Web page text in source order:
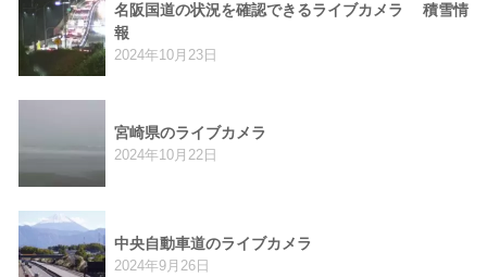
名阪国道の状況を確認できるライブカメラ 積雪情
報
2024年10月23日
宮崎県のライブカメラ
2024年10月22日
中央自動車道のライブカメラ
2024年9月26日